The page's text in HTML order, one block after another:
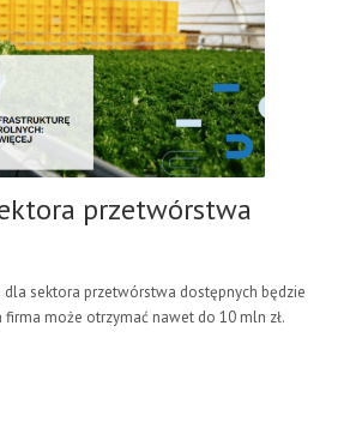
przetwórstwa
sektora przetwórstwa dostępnych będzie
firma może otrzymać nawet do 10 mln zł.